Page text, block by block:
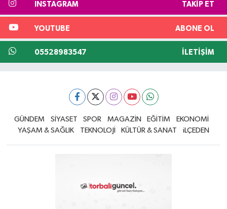
INSTAGRAM TAKIP ET
YOUTUBE ABONE OL
05528983547 İLETIŞIM
GÜNDEM SİYASET SPOR MAGAZİN EĞİTİM
EKONOMİ
YAŞAM & SAĞLIK
TEKNOLOJİ KÜLTÜR & SANAT iLÇEDEN